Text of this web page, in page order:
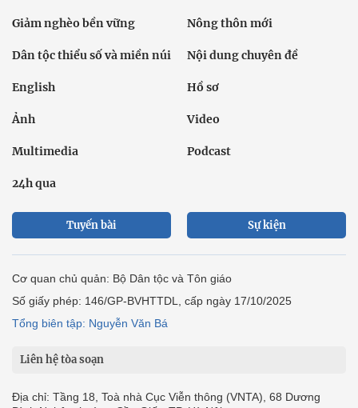
Giảm nghèo bền vững Nông thôn mới
Dân tộc thiểu số và miền núi Nội dung chuyên đề
English Hồ sơ
Ảnh Video
Multimedia Podcast
24h qua
Tuyến bài Sự kiện
Cơ quan chủ quản: Bộ Dân tộc và Tôn giáo
Số giấy phép: 146/GP-BVHTTDL, cấp ngày 17/10/2025
Tổng biên tập: Nguyễn Văn Bá
Liên hệ tòa soạn
Địa chỉ: Tầng 18, Toà nhà Cục Viễn thông (VNTA), 68 Dương